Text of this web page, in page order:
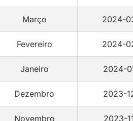
Março 2024-
Fevereiro 2024-
Janeiro 2024-
Dezembro 2023-
Novembro 2023-